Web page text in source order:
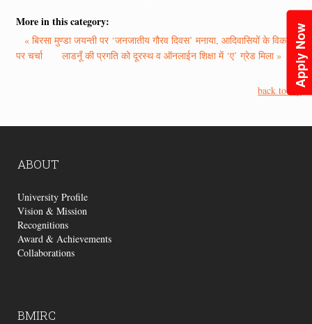
Apply Now
More in this category:
« बिरसा मुण्डा जयन्ती पर ‘जनजातीय गौरव दिवस’ मनाया, आदिवासियों के विकास
पर चर्चा
लाडनूँ की प्रगति को दूरस्थ व ऑनलाईन शिक्षा में ‘ए’ ग्रेड मिला »
back to top
ABOUT
University Profile
Vision & Mission
Recognitions
Award & Achievements
Collaborations
BMIRC